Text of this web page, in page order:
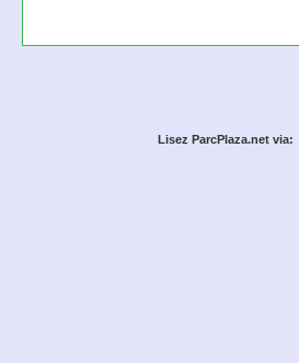
Lisez ParcPlaza.net via: